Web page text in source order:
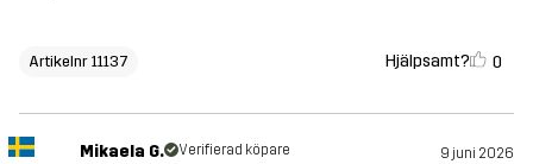
Artikelnr 11137 Hjälpsamt? 0
Mikaela G. Verifierad köpare 9 juni 2026